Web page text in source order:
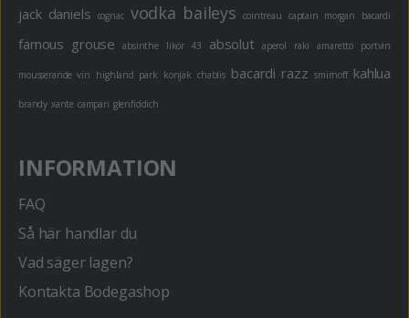
jack daniels cognac vodka baileys cointreau captain morgan bacardi
famous grouse absinthe likör 43 absolut aperol raki amaretto portvin
mousserande vin highland park konjak chablis bacardi razz smirnoff kahlua
brandy xante campari glenfiddich
INFORMATION
FAQ
Så här handlar du
Vad säger lagen?
Kontakta Bodegashop